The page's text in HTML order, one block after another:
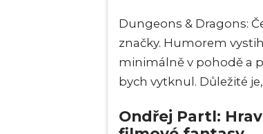
Dungeons & Dragons:
značky. Humorem
minimálně v pohodě a
bych vytknul. Důležité
Ondřej Partl: